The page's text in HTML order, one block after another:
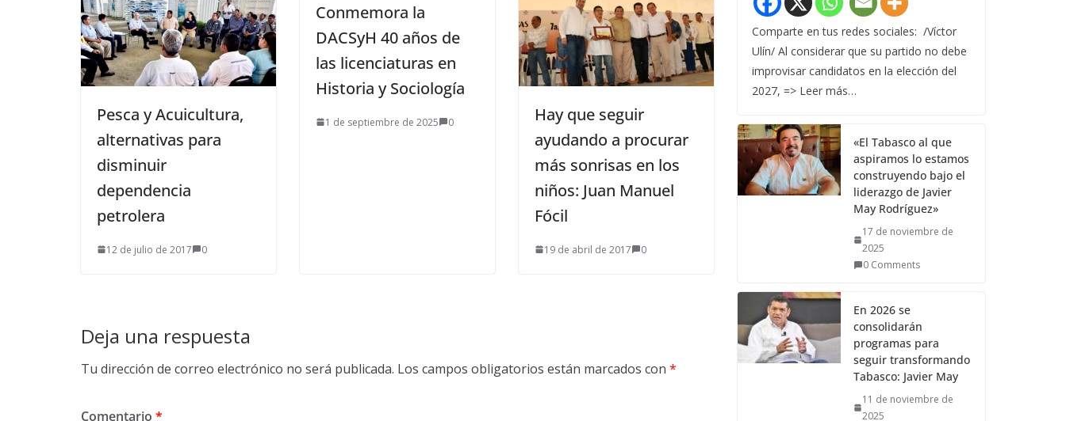
Pesca y Acuicultura,
alternativas para
disminuir
dependencia
petrolera
12 de julio de 2017 0
Conmemora la
DACSyH 40 años de
las licenciaturas en
Historia y Sociología
1 de septiembre de 2025 0
Hay que seguir
ayudando a procurar
más sonrisas en los
niños: Juan Manuel
Fócil
19 de abril de 2017 0
Deja una respuesta
Tu dirección de correo electrónico no será publicada. Los campos obligatorios están marcados con *
Comentario *
Comparte en tus redes sociales: /Víctor
Ulín/ Al considerar que su partido no debe
improvisar candidatos en la elección del
2027, => Leer más…
«El Tabasco al que
aspiramos lo estamos
construyendo bajo el
liderazgo de Javier
May Rodríguez»
17 de noviembre de
2025
0 Comments
En 2026 se
consolidarán
programas para
seguir transformando
Tabasco: Javier May
11 de noviembre de
2025